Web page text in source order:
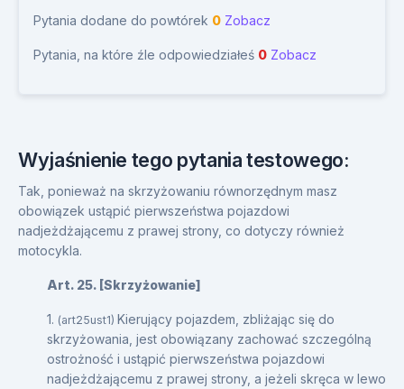
Pytania dodane do powtórek 0 Zobacz
Pytania, na które źle odpowiedziałeś 0 Zobacz
Wyjaśnienie tego pytania testowego:
Tak, ponieważ na skrzyżowaniu równorzędnym masz
obowiązek ustąpić pierwszeństwa pojazdowi
nadjeżdżającemu z prawej strony, co dotyczy również
motocykla.
Art. 25. [Skrzyżowanie]
1. (art25ust1) Kierujący pojazdem, zbliżając się do
skrzyżowania, jest obowiązany zachować szczególną
ostrożność i ustąpić pierwszeństwa pojazdowi
nadjeżdżającemu z prawej strony, a jeżeli skręca w lewo